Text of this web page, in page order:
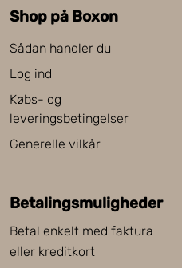
Shop på Boxon
Sådan handler du
Log ind
Købs- og
leveringsbetingelser
Generelle vilkår
Betalingsmuligheder
Betal enkelt med faktura
eller kreditkort